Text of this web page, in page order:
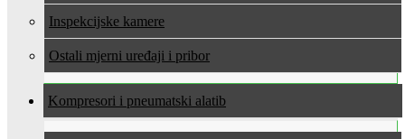
Inspekcijske kamere
Ostali mjerni uređaji i pribor
Kompresori i pneumatski alati